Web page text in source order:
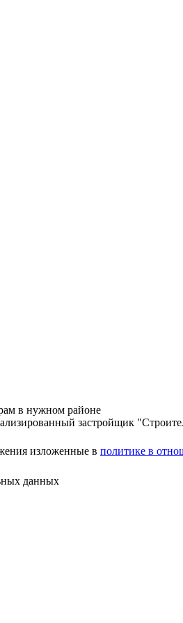
в нужном районе
застройщик
изложенные в политике в
данных